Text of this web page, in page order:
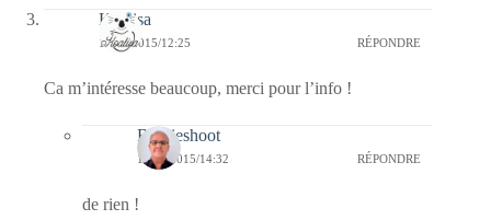
Koalisa
18/03/2015/12:25 RÉPONDRE
Ca m’intéresse beaucoup, merci pour l’info !
Bernieshoot
18/03/2015/14:32 RÉPONDRE
de rien !